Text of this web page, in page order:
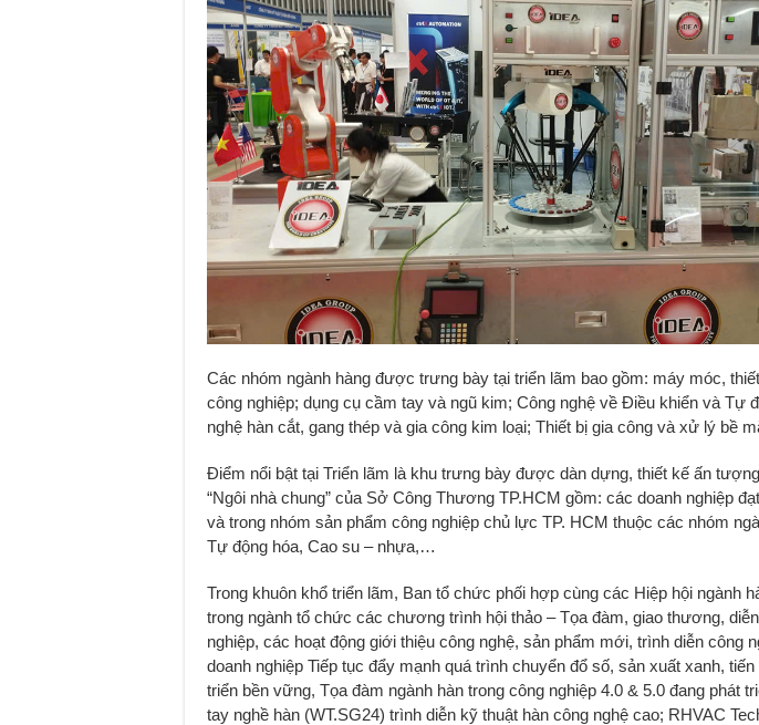
Các nhóm ngành hàng được trưng bày tại triển lãm bao gồm: máy móc,
công nghiệp; dụng cụ cầm tay và ngũ kim; Công nghệ về Điều khiển và Tự
nghệ hàn cắt, gang thép và gia công kim loại; Thiết bị gia công và xử lý bề
Điểm nổi bật tại Triển lãm là khu trưng bày được dàn dựng, thiết kế ấn
“Ngôi nhà chung” của Sở Công Thương TP.HCM gồm: các doanh nghiệp
và trong nhóm sản phẩm công nghiệp chủ lực TP. HCM thuộc các nhóm
Tự động hóa, Cao su – nhựa,…
Trong khuôn khổ triển lãm, Ban tổ chức phối hợp cùng các Hiệp hội ngành
trong ngành tổ chức các chương trình hội thảo – Tọa đàm, giao thương,
nghiệp, các hoạt động giới thiệu công nghệ, sản phẩm mới, trình diễn công
doanh nghiệp Tiếp tục đẩy mạnh quá trình chuyển đổ số, sản xuất xanh,
triển bền vững, Tọa đàm ngành hàn trong công nghiệp 4.0 & 5.0 đang phát
tay nghề hàn (WT.SG24) trình diễn kỹ thuật hàn công nghệ cao; RHVAC